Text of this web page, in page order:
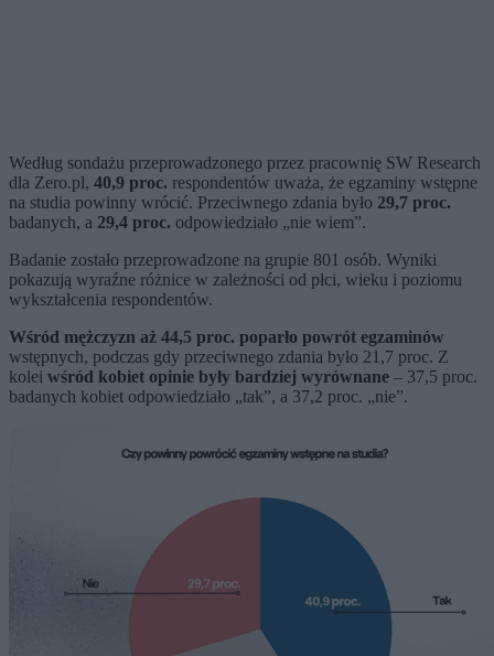
Według sondażu przeprowadzonego przez pracownię SW Research
dla Zero.pl, 40,9 proc. respondentów uważa, że egzaminy wstępne
na studia powinny wrócić. Przeciwnego zdania było 29,7 proc.
badanych, a 29,4 proc. odpowiedziało „nie wiem”.
Badanie zostało przeprowadzone na grupie 801 osób. Wyniki
pokazują wyraźne różnice w zależności od płci, wieku i poziomu
wykształcenia respondentów.
Wśród mężczyzn aż 44,5 proc. poparło powrót egzaminów
wstępnych, podczas gdy przeciwnego zdania było 21,7 proc. Z
kolei wśród kobiet opinie były bardziej wyrównane – 37,5 proc.
badanych kobiet odpowiedziało „tak”, a 37,2 proc. „nie”.